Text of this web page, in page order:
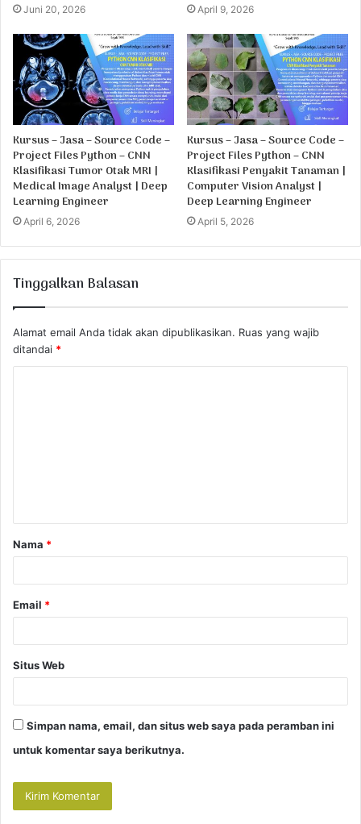
Juni 20, 2026 April 9, 2026
Kursus – Jasa – Source Code –
Project Files Python – CNN
Klasifikasi Tumor Otak MRI |
Medical Image Analyst | Deep
Learning Engineer
April 6, 2026
Kursus – Jasa – Source Code –
Project Files Python – CNN
Klasifikasi Penyakit Tanaman |
Computer Vision Analyst |
Deep Learning Engineer
April 5, 2026
Tinggalkan Balasan
Alamat email Anda tidak akan dipublikasikan. Ruas yang wajib
ditandai *
a
r
Nama *
Email *
Situs Web
Simpan nama, email, dan situs web saya pada peramban ini
untuk komentar saya berikutnya.